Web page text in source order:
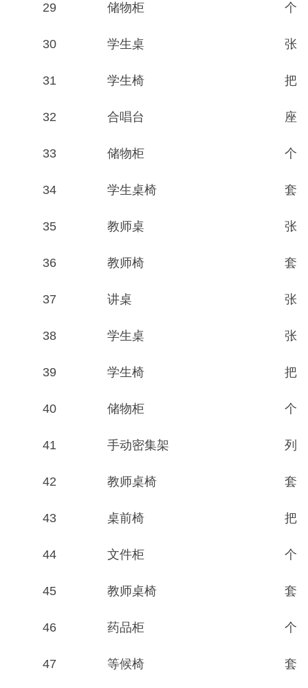
29 储物柜 个
30 学生桌 张
31 学生椅 把
32 合唱台 座
33 储物柜 个
34 学生桌椅 套
35 教师桌 张
36 教师椅 套
37 讲桌 张
38 学生桌 张
39 学生椅 把
40 储物柜 个
41 手动密集架 列
42 教师桌椅 套
43 桌前椅 把
44 文件柜 个
45 教师桌椅 套
46 药品柜 个
47 等候椅 套